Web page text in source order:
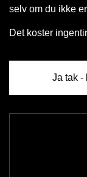
selv om du ikke
Det koster
Ja tak -